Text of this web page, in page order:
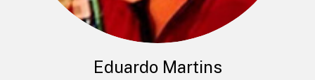
Eduardo Martins